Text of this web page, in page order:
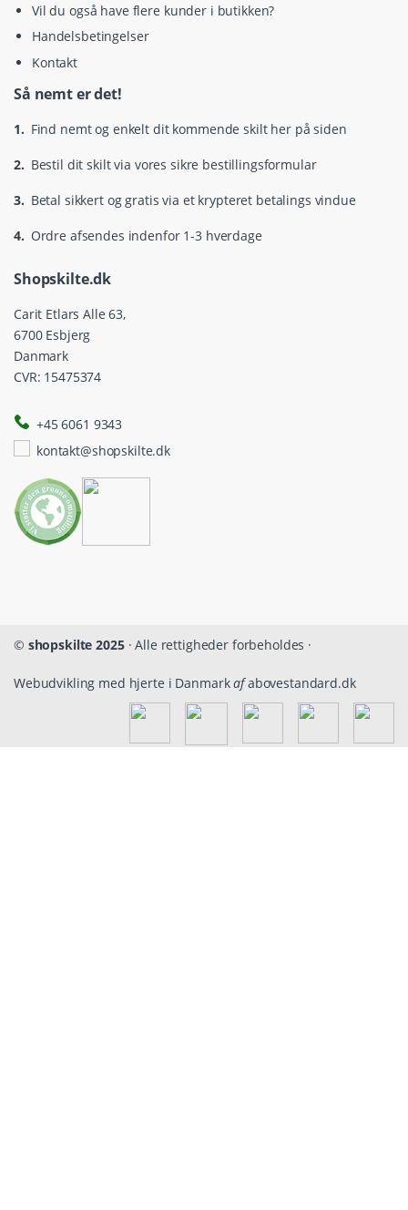
Vil du også have flere kunder i butikken?
Handelsbetingelser
Kontakt
Så nemt er det!
1. Find nemt og enkelt dit kommende skilt her på siden
2. Bestil dit skilt via vores sikre bestillingsformular
3. Betal sikkert og gratis via et krypteret betalings vindue
4. Ordre afsendes indenfor 1-3 hverdage
Shopskilte.dk
Carit Etlars Alle 63,
6700 Esbjerg
Danmark
CVR: 15475374
+45 6061 9343
kontakt@shopskilte.dk
© shopskilte 2025· Alle rettigheder forbeholdes ·
Webudvikling med hjerte i Danmarkafabovestandard.dk